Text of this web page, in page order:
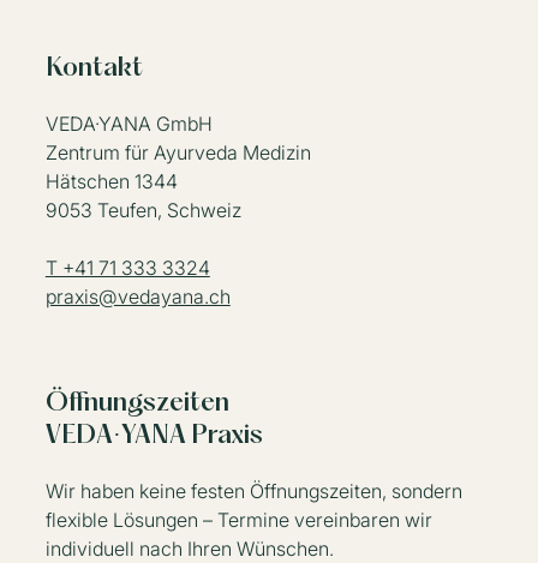
Kontakt
VEDA·YANA GmbH
Zentrum für Ayurveda Medizin
Hätschen 1344
9053 Teufen, Schweiz
T +41 71 333 3324
praxis@vedayana.ch
Öffnungszeiten
VEDA·YANA Praxis
Wir haben keine festen Öffnungszeiten, sondern
flexible Lösungen – Termine vereinbaren wir
individuell nach Ihren Wünschen.